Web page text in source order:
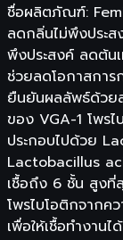
ชื่อผลิตภัณฑ์:
ลดกลิ่นไม่พึงประ
พึงประสงค์ ลดต้น
ช่วยลดโอกาสการ
ยืนยันผลลัพธ์ด้วย
ของ VGA-1 โพร
ประกอบไปด้วย
Lactobacillus
เชื้อถึง 6 ชั้น สูงที่
โพรไบโอติกจากค
เพื่อให้เชื้อทำงาน